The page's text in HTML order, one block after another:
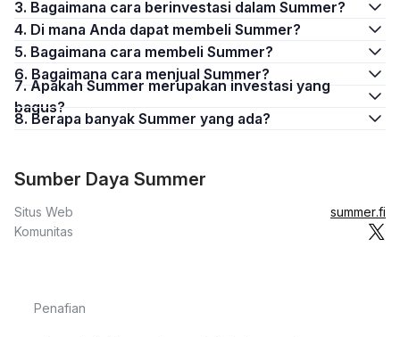
3. Bagaimana cara berinvestasi dalam Summer?
4. Di mana Anda dapat membeli Summer?
5. Bagaimana cara membeli Summer?
6. Bagaimana cara menjual Summer?
7. Apakah Summer merupakan investasi yang
bagus?
8. Berapa banyak Summer yang ada?
Sumber Daya Summer
Situs Web
summer.fi
Komunitas
Penafian